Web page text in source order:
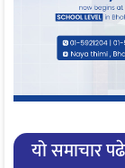
यो समाचार